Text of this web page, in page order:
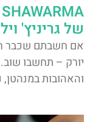
של גריניץ'
אם חשבתם שכבר
יורק – תחשבו שוב.
והאהובות